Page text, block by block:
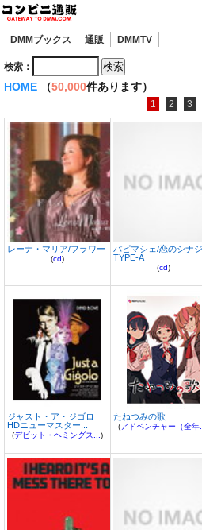
DMMブックス 通販 DMMTV
検索：
HOME （50,000件あります）
1 2 3
レーナ・マリア/フラワー
(cd)
パピマシェ/恋のシナ
TYPE-A
(cd)
ジャスト・ア・ジゴロ
HDニューマスター...
(デビット・ヘミングス...)
たねつみの歌
(アドベンチャー（全年